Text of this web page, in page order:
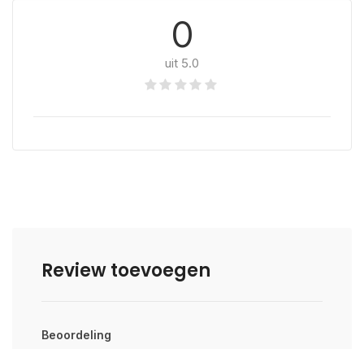
0
uit 5.0
Review toevoegen
Beoordeling